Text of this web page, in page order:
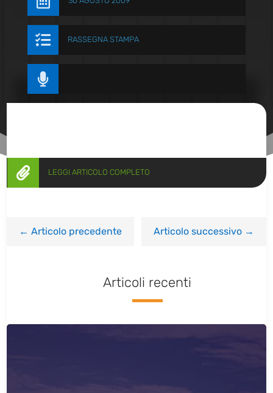
 RASSEGNA STAMPA

 LEGGI ARTICOLO COMPLETO
←Articolo precedente Articolo successivo→
Articoli recenti